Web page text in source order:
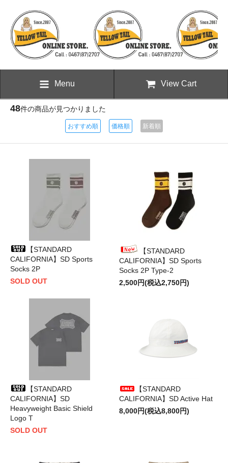
Menu View Cart
48件の商品が見つかりました
おすすめ順 価格順 新着順
【STANDARD
CALIFORNIA】SD Sports
Socks 2P
SOLD OUT
【STANDARD
CALIFORNIA】SD Sports
Socks 2P Type-2
2,500円(税込2,750円)
【STANDARD
CALIFORNIA】SD
Heavyweight Basic Shield
Logo T
SOLD OUT
【STANDARD
CALIFORNIA】SD Active Hat
8,000円(税込8,800円)